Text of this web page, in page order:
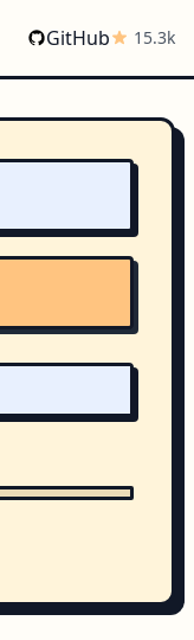
GitHub 15.3k